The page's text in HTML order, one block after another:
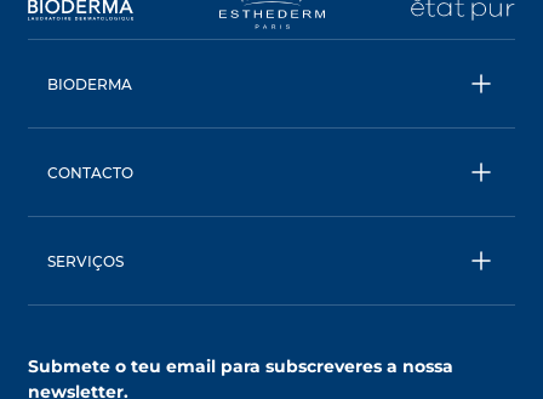
BIODERMA
Água Micelar
BIODERMA: uma marca NAOS
CONTACTO
SERVIÇOS
AskNAOS, decifra as nossas fórmulas
Submete o teu email para subscreveres a nossa
newsletter.